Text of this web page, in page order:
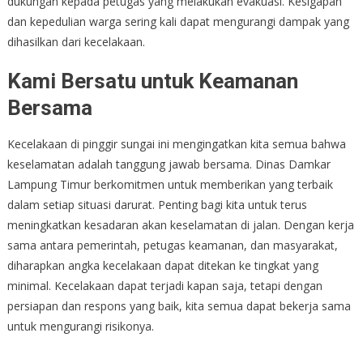
dan kepedulian warga sering kali dapat mengurangi dampak yang
dihasilkan dari kecelakaan.
Kami Bersatu untuk Keamanan
Bersama
Kecelakaan di pinggir sungai ini mengingatkan kita semua bahwa
keselamatan adalah tanggung jawab bersama. Dinas Damkar
Lampung Timur berkomitmen untuk memberikan yang terbaik
dalam setiap situasi darurat. Penting bagi kita untuk terus
meningkatkan kesadaran akan keselamatan di jalan. Dengan kerja
sama antara pemerintah, petugas keamanan, dan masyarakat,
diharapkan angka kecelakaan dapat ditekan ke tingkat yang
minimal. Kecelakaan dapat terjadi kapan saja, tetapi dengan
persiapan dan respons yang baik, kita semua dapat bekerja sama
untuk mengurangi risikonya.